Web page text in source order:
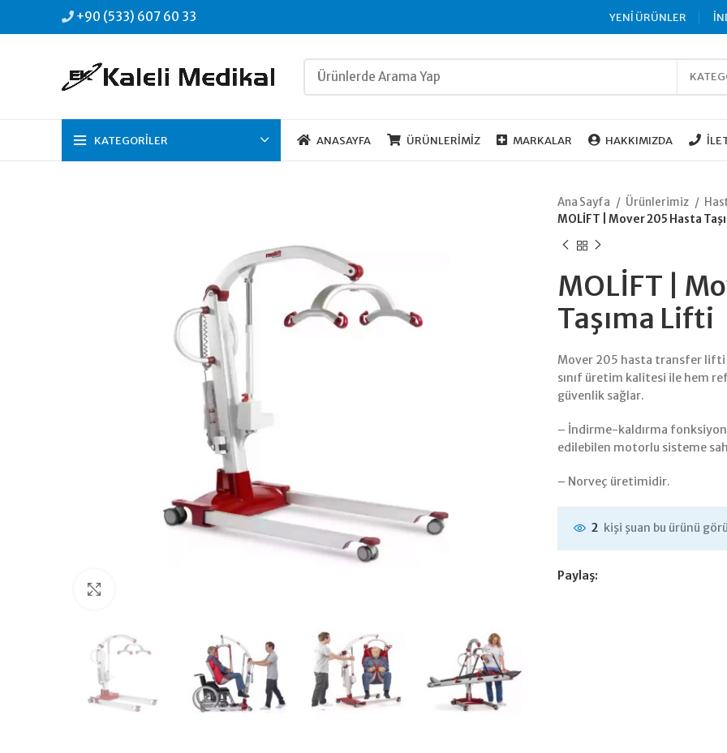
+90 (533) 607 60 33 YENİ ÜRÜNLER
KATEGORILER ANASAYFA ÜRÜNLERIMIZ MARKALAR HAKKIMIZDA
Ana Sayfa Ürünlerimiz
MOLİFT | Mover 205 Hasta
MOLİFT |
Taşıma Lifti
Mover 205 hasta transfer lifti
sınıf üretim kalitesi ile hem
güvenlik sağlar.
– İndirme-kaldırma
edilebilen motorlu sisteme
– Norveç üretimidir.
2 kişi şuan bu ürünü
Paylaş: